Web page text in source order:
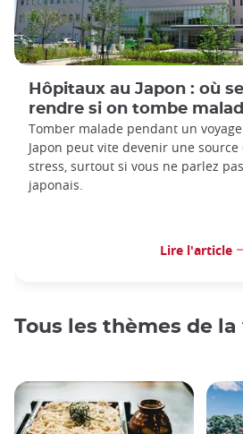
Hôpitaux au Japon : où se
rendre si on tombe
Tomber malade pendant un
Japon peut vite devenir une source
stress, surtout si vous ne parlez pas
japonais.
Lire l'article
Tous les thèmes de